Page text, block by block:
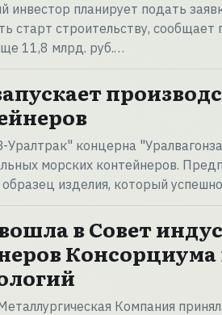
инвестор планирует подать
старт строительству,
11,8 млрд. руб.…
концерна
морских контейнеров.
изделия, который
в Совет
Компания